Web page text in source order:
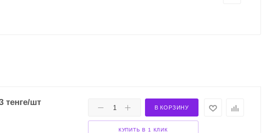
тенге/шт
В КОРЗИНУ
КУПИТЬ В 1 КЛИК